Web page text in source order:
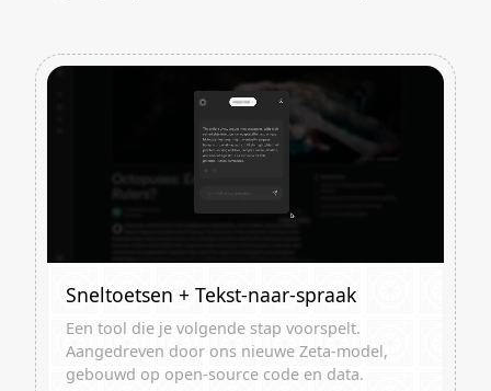
Sneltoetsen + Tekst-naar-spraak
Een tool die je volgende stap voorspelt.
Aangedreven door ons nieuwe Zeta-model,
gebouwd op open-source code en data.